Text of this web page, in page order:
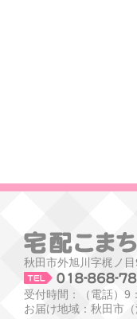
秋田市外旭川字梶ノ
受付時間：（電話）9
お届け地域：秋田市